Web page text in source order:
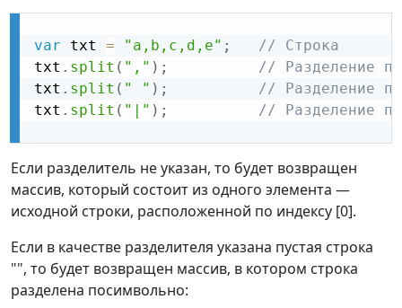
var txt = "a,b,c,d,e" ;
// Строка
txt . split ( "," ) ;
// Разделение
txt . split ( " " ) ;
// Разделение
txt . split ( "|" ) ; // Разделение
Если разделитель не указан, то будет возвращен
массив, который состоит из одного элемента —
исходной строки, расположенной по индексу [0].
Если в качестве разделителя указана пустая строка
"", то будет возвращен массив, в котором строка
разделена посимвольно: